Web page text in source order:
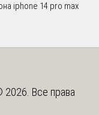
iphone 14 pro max
Все права